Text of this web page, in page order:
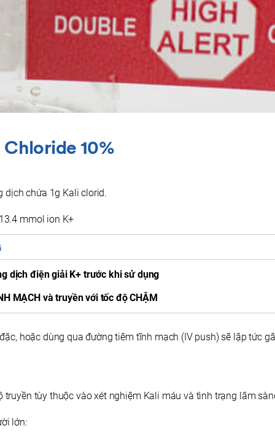
10%
dịch chứa 1g Kali clorid.
mmol ion K+
dịch điện giải K+ trước khi sử dụng
MẠCH và truyền với tốc độ CHẬM
hoặc dùng qua đường tiêm tĩnh mạch (IV push) sẽ lập tức
truyền tùy thuộc vào xét nghiệm Kali máu và tình trạng lâm
lớn: